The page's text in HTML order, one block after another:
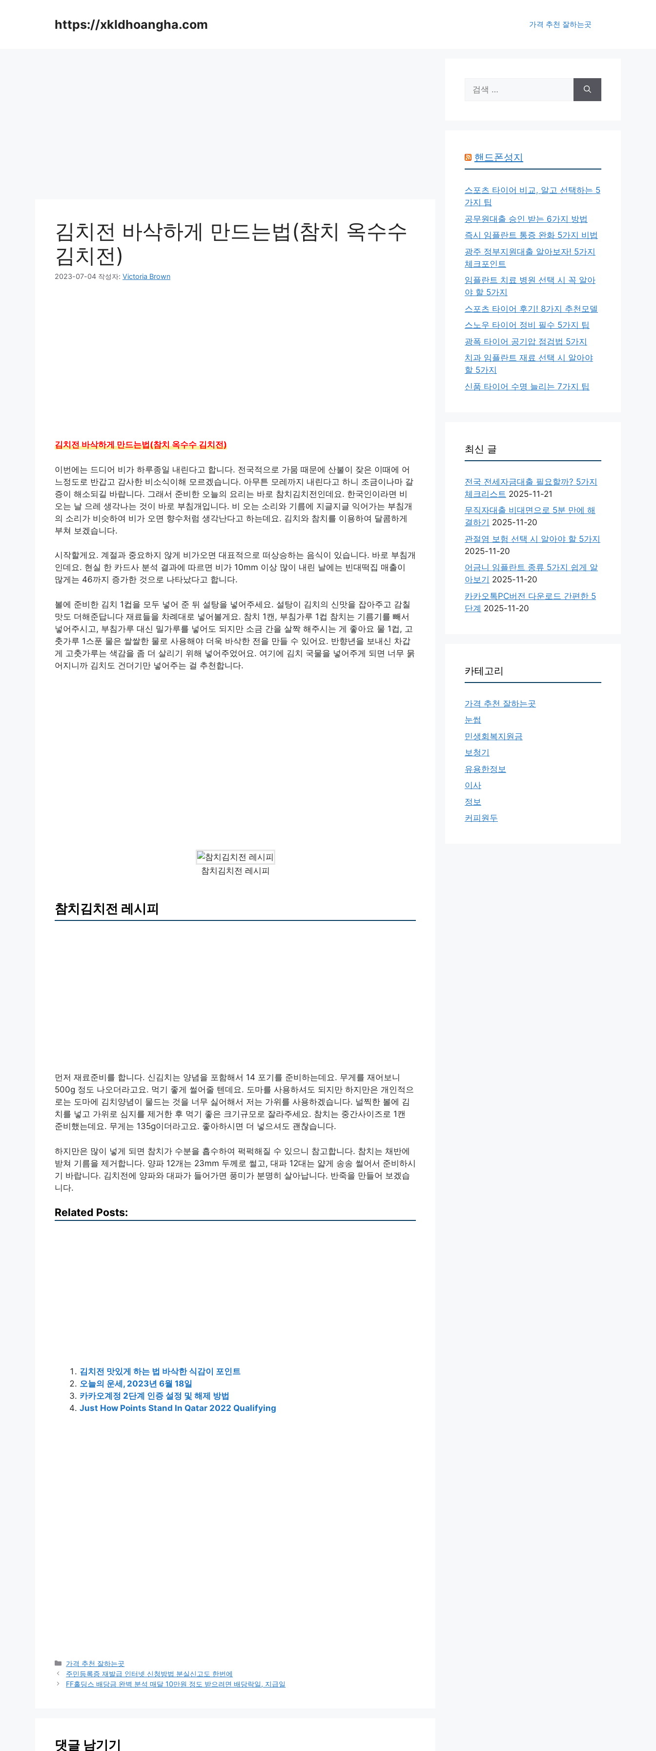
https://xkldhoangha.com 가격 추천 잘하는곳
김치전 바삭하게 만드는법(참치 옥수수
김치전)
2023-07-04 작성자: Victoria Brown
김치전 바삭하게 만드는법(참치 옥수수 김치전)
이번에는 드디어 비가 하루종일 내린다고 합니다. 전국적으로 가뭄 때문에 산불이 잦은 이때에 어
느정도로 반갑고 감사한 비소식이해 모르겠습니다. 아무튼 모레까지 내린다고 하니 조금이나마 갈
증이 해소되길 바랍니다. 그래서 준비한 오늘의 요리는 바로 참치김치전인데요. 한국인이라면 비
오는 날 으레 생각나는 것이 바로 부침개입니다. 비 오는 소리와 기름에 지글지글 익어가는 부침개
의 소리가 비슷하여 비가 오면 향수처럼 생각난다고 하는데요. 김치와 참치를 이용하여 달콤하게
부쳐 보겠습니다.
시작할게요. 계절과 중요하지 않게 비가오면 대표적으로 떠상승하는 음식이 있습니다. 바로 부침개
인데요. 현실 한 카드사 분석 결과에 따르면 비가 10mm 이상 많이 내린 날에는 빈대떡집 매출이
많게는 46까지 증가한 것으로 나타났다고 합니다.
볼에 준비한 김치 1컵을 모두 넣어 준 뒤 설탕을 넣어주세요. 설탕이 김치의 신맛을 잡아주고 감칠
맛도 더해준답니다 재료들을 차례대로 넣어볼게요. 참치 1캔, 부침가루 1컵 참치는 기름기를 빼서
넣어주시고, 부침가루 대신 밀가루를 넣어도 되지만 소금 간을 살짝 해주시는 게 좋아요 물 1컵, 고
춧가루 1스푼 물은 쌀쌀한 물로 사용해야 더욱 바삭한 전을 만들 수 있어요. 반향년을 보내신 차갑
게 고춧가루는 색감을 좀 더 살리기 위해 넣어주었어요. 여기에 김치 국물을 넣어주게 되면 너무 묽
어지니까 김치도 건더기만 넣어주는 걸 추천합니다.
참치김치전 레시피
참치김치전 레시피
먼저 재료준비를 합니다. 신김치는 양념을 포함해서 14 포기를 준비하는데요. 무게를 재어보니
500g 정도 나오더라고요. 먹기 좋게 썰어줄 텐데요. 도마를 사용하셔도 되지만 하지만은 개인적으
로는 도마에 김치양념이 물드는 것을 너무 싫어해서 저는 가위를 사용하겠습니다. 널찍한 볼에 김
치를 넣고 가위로 심지를 제거한 후 먹기 좋은 크기규모로 잘라주세요. 참치는 중간사이즈로 1캔
준비했는데요. 무게는 135g이더라고요. 좋아하시면 더 넣으셔도 괜찮습니다.
하지만은 많이 넣게 되면 참치가 수분을 흡수하여 퍽퍽해질 수 있으니 참고합니다. 참치는 채반에
받쳐 기름을 제거합니다. 양파 12개는 23mm 두께로 썰고, 대파 12대는 얇게 송송 썰어서 준비하시
기 바랍니다. 김치전에 양파와 대파가 들어가면 풍미가 분명히 살아납니다. 반죽을 만들어 보겠습
니다.
Related Posts:
김치전 맛있게 하는 법 바삭한 식감이 포인트
오늘의 운세, 2023년 6월 18일
카카오계정 2단계 인증 설정 및 해제 방법
Just How Points Stand In Qatar 2022 Qualifying
카
테
고
가격 추천 잘하는곳
주민등록증 재발급 인터넷 신청방법 분실신고도 한번에
FF홀딩스 배당금 완벽 분석 매달 10만원 정도 받으려면 배당락일, 지급일
댓글 남기기
색:
핸드폰성지
스포츠 타이어 비교, 알고 선택하는 5
가지 팁
공무원대출 승인 받는 6가지 방법
즉시 임플란트 통증 완화 5가지 비법
광주 정부지원대출 알아보자! 5가지
체크포인트
임플란트 치료 병원 선택 시 꼭 알아
야 할 5가지
스포츠 타이어 후기! 8가지 추천모델
스노우 타이어 정비 필수 5가지 팁
광폭 타이어 공기압 점검법 5가지
치과 임플란트 재료 선택 시 알아야
할 5가지
신품 타이어 수명 늘리는 7가지 팁
최신 글
전국 전세자금대출 필요할까? 5가지
체크리스트 2025-11-21
무직자대출 비대면으로 5분 만에 해
결하기 2025-11-20
관절염 보험 선택 시 알아야 할 5가지
2025-11-20
어금니 임플란트 종류 5가지 쉽게 알
아보기 2025-11-20
카카오톡PC버전 다운로드 간편한 5
단계 2025-11-20
카테고리
가격 추천 잘하는곳
눈썹
민생회복지원금
보청기
유용한정보
이사
정보
커피원두